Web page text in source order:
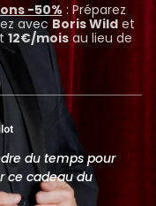
-50% : Préparez
avec Boris Wild et
12€/moisau lieu de
du temps pour
ce cadeau du